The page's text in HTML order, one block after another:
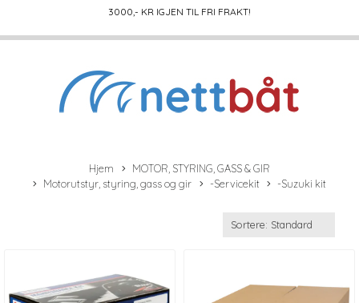
3000,- KR IGJEN TIL FRI FRAKT!
Hjem
MOTOR, STYRING, GASS & GIR
Motorutstyr, styring, gass og gir
-Servicekit -Suzuki kit